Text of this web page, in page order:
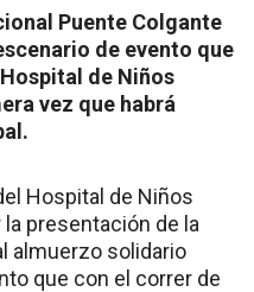
Puente Colgante
de evento que
de Niños
vez que habrá
Hospital de Niños
la presentación de la
almuerzo solidario
que con el correr de